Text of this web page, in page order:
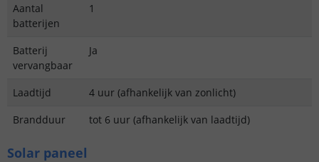
Aantal
batterijen
1
Batterij
vervangbaar
Ja
Laadtijd
4 uur (afhankelijk van zonlicht)
Brandduur
tot 6 uur (afhankelijk van laadtijd)
Solar paneel